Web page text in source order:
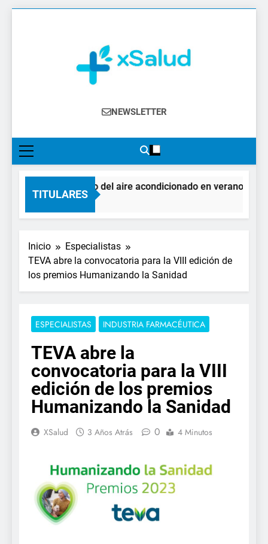
XSalud
Noticias Del Sector Salud. Congresos Y
Farmacéutica, Atención Primaria,
Especialistas, Farmacia, Etc…
NEWSLETTER
TITULARES
El impacto del aire acondicionado en verano:
1 Día Atrás
Inicio
Especialistas
TEVA abre la convocatoria para la VIII edición de
los premios Humanizando la Sanidad
ESPECIALISTAS INDUSTRIA FARMACÉUTICA
TEVA abre la
convocatoria para la VIII
edición de los premios
Humanizando la Sanidad
XSalud 3 Años Atrás 0 4 Minutos